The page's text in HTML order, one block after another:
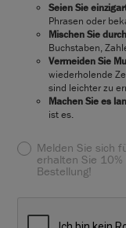
Seien Sie
Phrasen oder
Mischen Sie
Buchstaben,
Vermeiden Sie
wiederholende
sind leichter zu
Machen Sie es
ist es.
Melden Sie sich
erhalten Sie
Bestellung!